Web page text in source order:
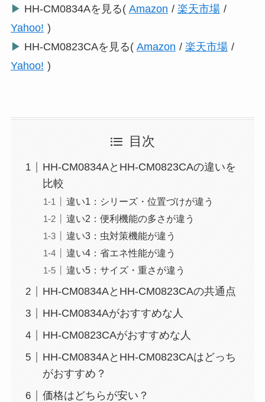
▶ HH-CM0834Aを見る( Amazon / 楽天市場 /
Yahoo! )
▶ HH-CM0823CAを見る( Amazon / 楽天市場 /
Yahoo! )
目次
HH-CM0834AとHH-CM0823CAの違いを
比較
違い1：シリーズ・位置づけが違う
違い2：便利機能の多さが違う
違い3：虫対策機能が違う
違い4：省エネ性能が違う
違い5：サイズ・重さが違う
HH-CM0834AとHH-CM0823CAの共通点
HH-CM0834Aがおすすめな人
HH-CM0823CAがおすすめな人
HH-CM0834AとHH-CM0823CAはどっち
がおすすめ？
価格はどちらが安い？